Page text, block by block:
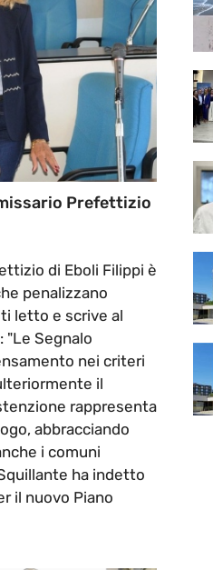
Prefettizio
di Eboli Filippi è
penalizzano
letto e scrive al
"Le Segnalo
nei criteri
il
rappresenta
abbracciando
i comuni
ha indetto
il nuovo Piano